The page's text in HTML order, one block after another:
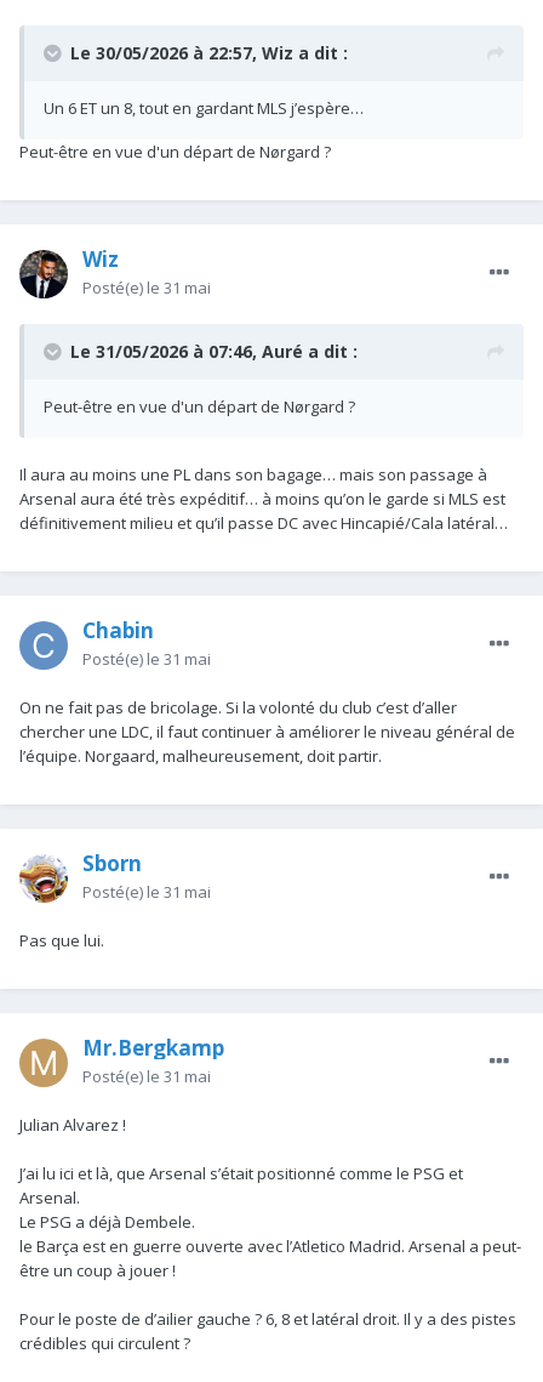
Le 30/05/2026 à 22:57, Wiz a dit :
Un 6 ET un 8, tout en gardant MLS j’espère…
Peut-être en vue d'un départ de Nørgard ?
Wiz
Posté(e) le 31 mai
Le 31/05/2026 à 07:46, Auré a dit :
Peut-être en vue d'un départ de Nørgard ?
Il aura au moins une PL dans son bagage… mais son passage à
Arsenal aura été très expéditif… à moins qu’on le garde si MLS est
définitivement milieu et qu’il passe DC avec Hincapié/Cala latéral…
Chabin
Posté(e) le 31 mai
On ne fait pas de bricolage. Si la volonté du club c’est d’aller
chercher une LDC, il faut continuer à améliorer le niveau général de
l’équipe. Norgaard, malheureusement, doit partir.
Sborn
Posté(e) le 31 mai
Pas que lui.
Mr.Bergkamp
Posté(e) le 31 mai
Julian Alvarez !
J’ai lu ici et là, que Arsenal s’était positionné comme le PSG et
Arsenal.
Le PSG a déjà Dembele.
le Barça est en guerre ouverte avec l’Atletico Madrid. Arsenal a peut-
être un coup à jouer !
Pour le poste de d’ailier gauche ? 6, 8 et latéral droit. Il y a des pistes
crédibles qui circulent ?